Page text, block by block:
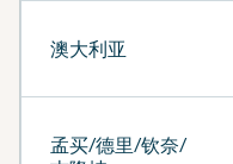
澳大利亚
孟买/德里/钦奈/